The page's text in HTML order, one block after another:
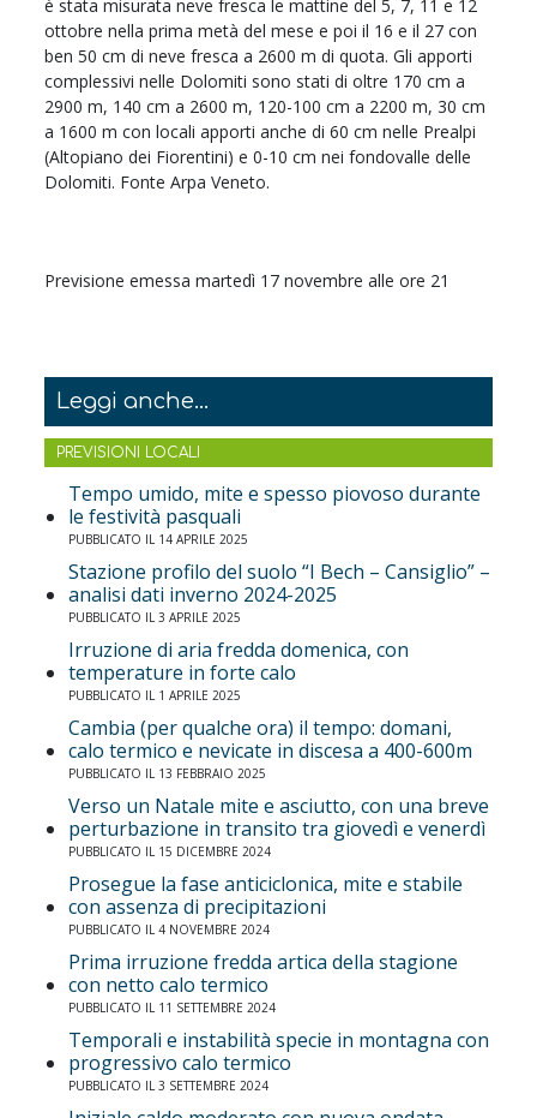
è stata misurata neve fresca le mattine del 5, 7, 11 e 12
ottobre nella prima metà del mese e poi il 16 e il 27 con
ben 50 cm di neve fresca a 2600 m di quota. Gli apporti
complessivi nelle Dolomiti sono stati di oltre 170 cm a
2900 m, 140 cm a 2600 m, 120-100 cm a 2200 m, 30 cm
a 1600 m con locali apporti anche di 60 cm nelle Prealpi
(Altopiano dei Fiorentini) e 0-10 cm nei fondovalle delle
Dolomiti. Fonte Arpa Veneto.
Previsione emessa martedì 17 novembre alle ore 21
Leggi anche...
PREVISIONI LOCALI
Tempo umido, mite e spesso piovoso durante
le festività pasquali
PUBBLICATO IL 14 APRILE 2025
Stazione profilo del suolo “I Bech – Cansiglio” –
analisi dati inverno 2024-2025
PUBBLICATO IL 3 APRILE 2025
Irruzione di aria fredda domenica, con
temperature in forte calo
PUBBLICATO IL 1 APRILE 2025
Cambia (per qualche ora) il tempo: domani,
calo termico e nevicate in discesa a 400-600m
PUBBLICATO IL 13 FEBBRAIO 2025
Verso un Natale mite e asciutto, con una breve
perturbazione in transito tra giovedì e venerdì
PUBBLICATO IL 15 DICEMBRE 2024
Prosegue la fase anticiclonica, mite e stabile
con assenza di precipitazioni
PUBBLICATO IL 4 NOVEMBRE 2024
Prima irruzione fredda artica della stagione
con netto calo termico
PUBBLICATO IL 11 SETTEMBRE 2024
Temporali e instabilità specie in montagna con
progressivo calo termico
PUBBLICATO IL 3 SETTEMBRE 2024